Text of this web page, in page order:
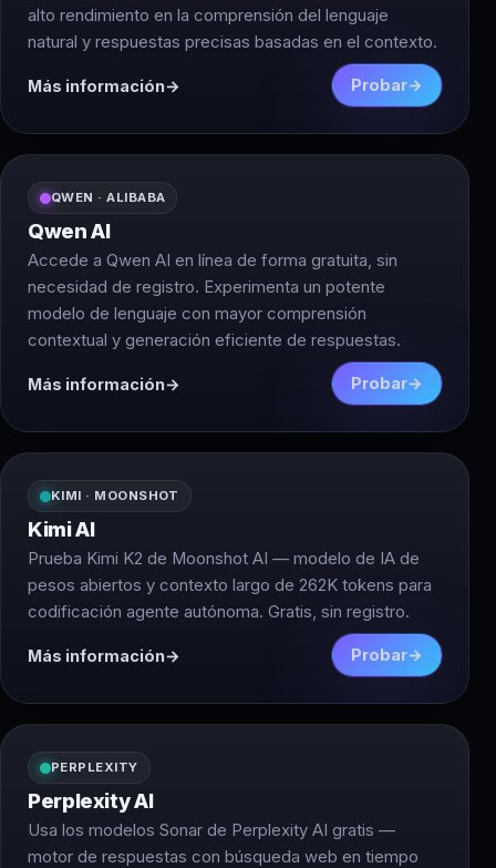
alto rendimiento en la comprensión del lenguaje
natural y respuestas precisas basadas en el contexto.
Más información Probar
QWEN · ALIBABA
Qwen AI
Accede a Qwen AI en línea de forma gratuita, sin
necesidad de registro. Experimenta un potente
modelo de lenguaje con mayor comprensión
contextual y generación eficiente de respuestas.
Más información Probar
KIMI · MOONSHOT
Kimi AI
Prueba Kimi K2 de Moonshot AI — modelo de IA de
pesos abiertos y contexto largo de 262K tokens para
codificación agente autónoma. Gratis, sin registro.
Más información Probar
PERPLEXITY
Perplexity AI
Usa los modelos Sonar de Perplexity AI gratis —
motor de respuestas con búsqueda web en tiempo